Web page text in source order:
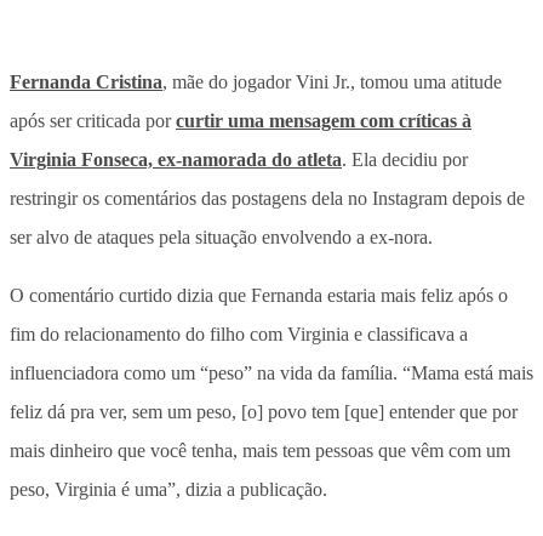
Fernanda Cristina, mãe do jogador Vini Jr., tomou uma atitude
após ser criticada porcurtir uma mensagem com críticas à
Virginia Fonseca, ex-namorada do atleta. Ela decidiu por
restringir os comentários das postagens dela no Instagram depois de
ser alvo de ataques pela situação envolvendo a ex-nora.
O comentário curtido dizia que Fernanda estaria mais feliz após o
fim do relacionamento do filho com Virginia e classificava a
influenciadora como um “peso” na vida da família. “Mama está mais
feliz dá pra ver, sem um peso, [o] povo tem [que] entender que por
mais dinheiro que você tenha, mais tem pessoas que vêm com um
peso, Virginia é uma”, dizia a publicação.